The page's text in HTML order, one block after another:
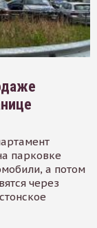
парковке
а потом
через